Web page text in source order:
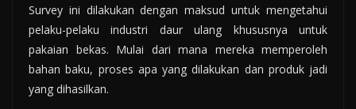
Survey ini dilakukan dengan maksud untuk mengetahui
pelaku-pelaku industri daur ulang khususnya untuk
pakaian bekas. Mulai dari mana mereka memperoleh
bahan baku, proses apa yang dilakukan dan produk jadi
yang dihasilkan.